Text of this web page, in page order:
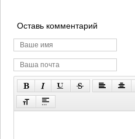
Оставь комментарий